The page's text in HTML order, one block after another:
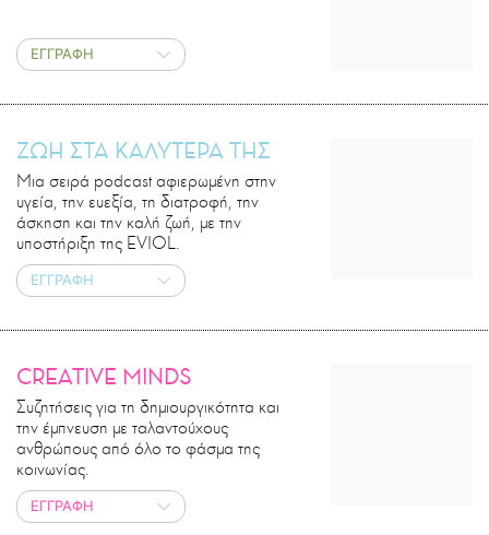
ΕΓΓΡΑΦΗ
ΖΩΗ ΣΤΑ ΚΑΛΥΤΕΡΑ ΤΗΣ
Μια σειρά podcast αφιερωμένη στην
υγεία, την ευεξία, τη διατροφή, την
άσκηση και την καλή ζωή, με την
υποστήριξη της EVIOL.
ΕΓΓΡΑΦΗ
CREATIVE MINDS
Συζητήσεις για τη δημιουργικότητα και
την έμπνευση με ταλαντούχους
ανθρώπους από όλο το φάσμα της
κοινωνίας.
ΕΓΓΡΑΦΗ